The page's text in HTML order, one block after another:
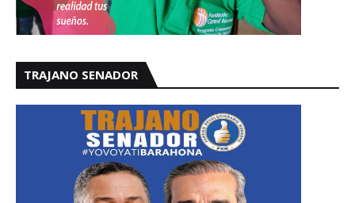
TRAJANO SENADOR